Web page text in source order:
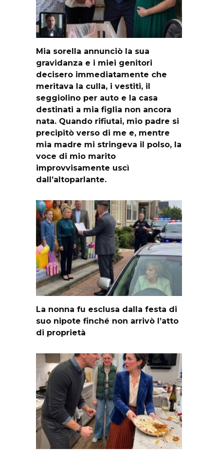
Mia sorella annunciò la sua
gravidanza e i miei genitori
decisero immediatamente che
meritava la culla, i vestiti, il
seggiolino per auto e la casa
destinati a mia figlia non ancora
nata. Quando rifiutai, mio padre si
precipitò verso di me e, mentre
mia madre mi stringeva il polso, la
voce di mio marito
improvvisamente uscì
dall’altoparlante.
La nonna fu esclusa dalla festa di
suo nipote finché non arrivò l’atto
di proprietà